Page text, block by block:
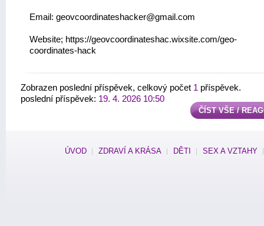
Email: geovcoordinateshacker@gmail.com
Website; https://geovcoordinateshac.wixsite.com/geo-
coordinates-hack
Zobrazen poslední příspěvek, celkový počet 1 příspěvek.
poslední příspěvek: 19. 4. 2026 10:50
ČÍST VŠE /
ÚVOD ZDRAVÍ A KRÁSA DĚTI SEX A VZTAHY